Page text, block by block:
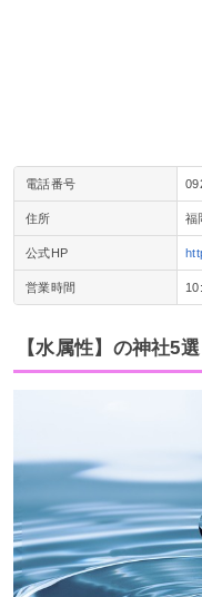
電話番号
住所 福
公式HP
営業時間
【水属性】の神社5選